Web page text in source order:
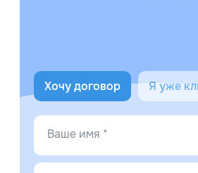
Хочу договор Я уже
Ваше имя *